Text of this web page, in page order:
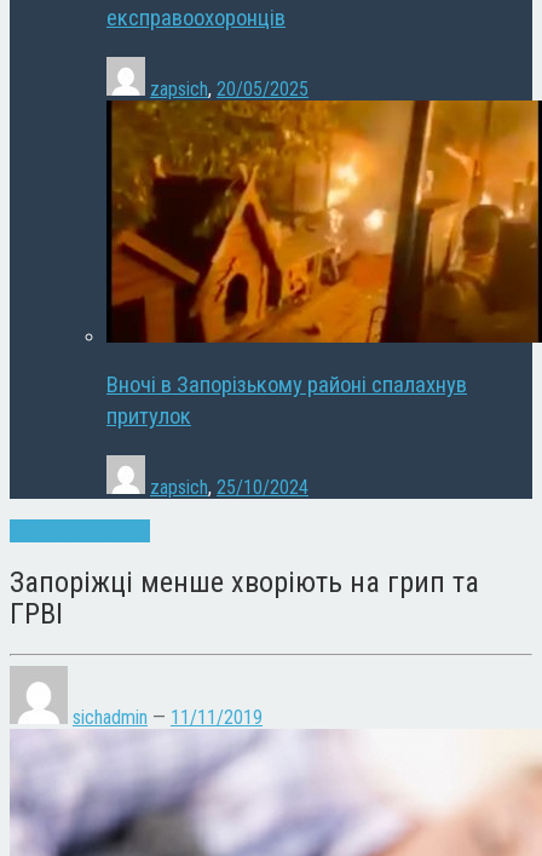
експравоохоронців
zapsich, 20/05/2025
Вночі в Запорізькому районі спалахнув
притулок
zapsich, 25/10/2024
Запоріжці менше хворіють на грип та
ГРВІ
sichadmin — 11/11/2019